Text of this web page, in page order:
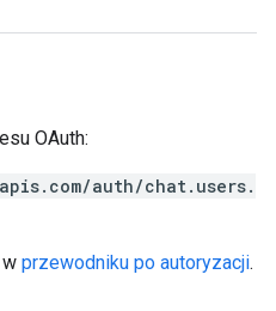
OAuth:
auth/chat.users.
przewodniku po autoryzacji.